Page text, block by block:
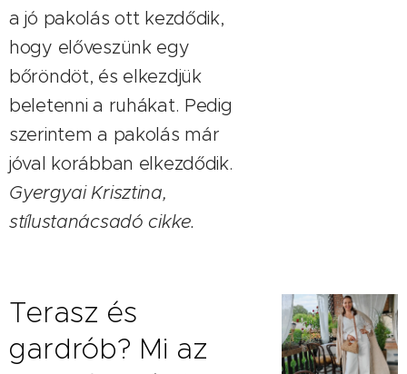
a jó pakolás ott kezdődik,
hogy előveszünk egy
bőröndöt, és elkezdjük
beletenni a ruhákat. Pedig
szerintem a pakolás már
jóval korábban elkezdődik.
Gyergyai Krisztina,
stílustanácsadó cikke.
Terasz és
gardrób? Mi az